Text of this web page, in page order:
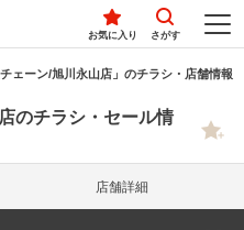
お気に入り さがす
チェーン/旭川永山店」のチラシ・店舗情報
のチラシ・セール情
店舗詳細